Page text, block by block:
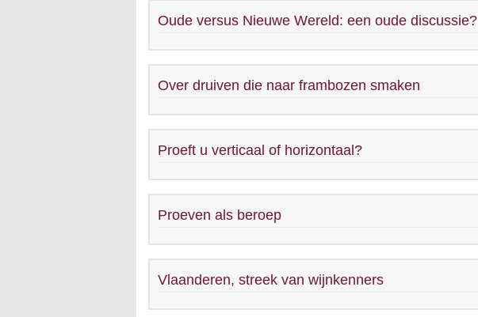
Oude versus Nieuwe Wereld: een oude discussie?
Over druiven die naar frambozen smaken
Proeft u verticaal of horizontaal?
Proeven als beroep
Vlaanderen, streek van wijnkenners